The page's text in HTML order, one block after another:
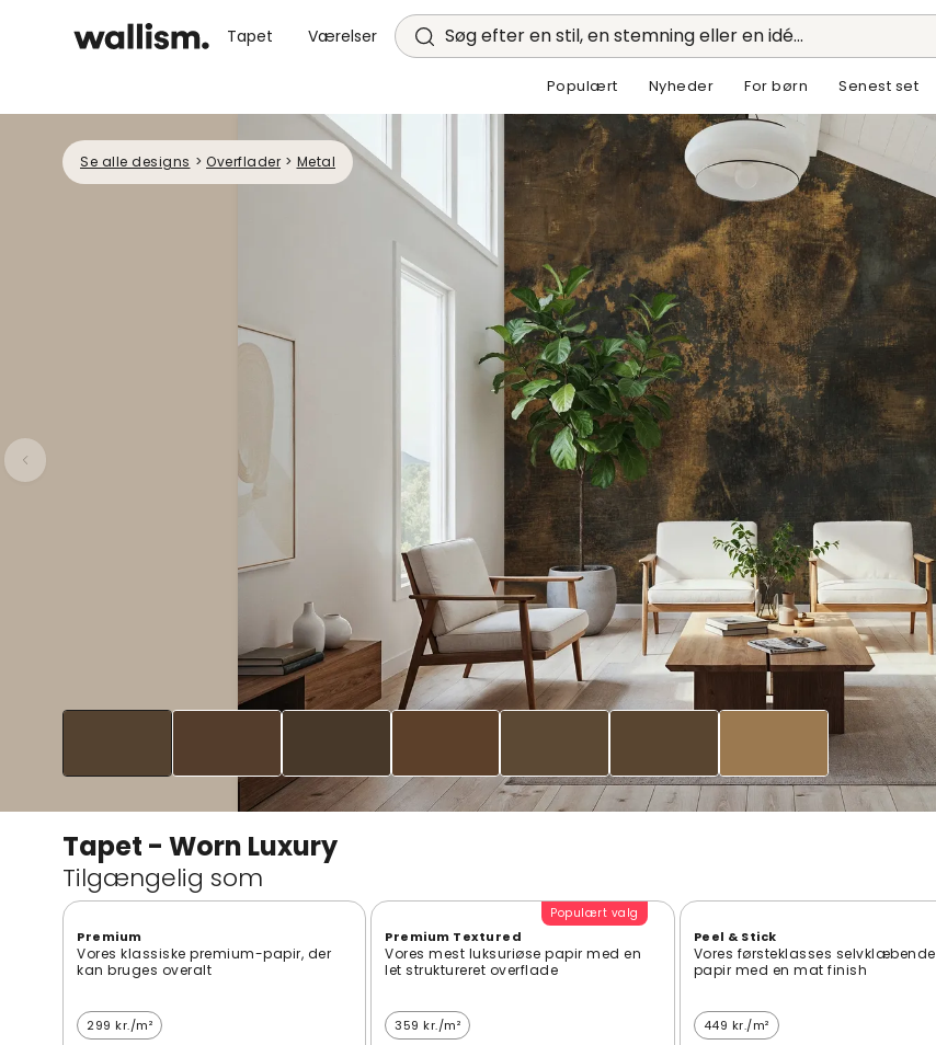
Tapet Værelser Søg efter en stil, en stemning eller en idé...
Populært Nyheder For børn Senest set
Se alle designs > Overflader > Metal
Tapet - Worn Luxury
Tilgængelig som
Premium
Vores klassiske premium-papir, der
kan bruges overalt
299 kr./m²
Populært valg
Premium Textured
Vores mest luksuriøse papir med en
let struktureret overflade
359 kr./m²
Peel & Stick
Vores førsteklasses selvklæbende
papir med en mat finish
449 kr./m²